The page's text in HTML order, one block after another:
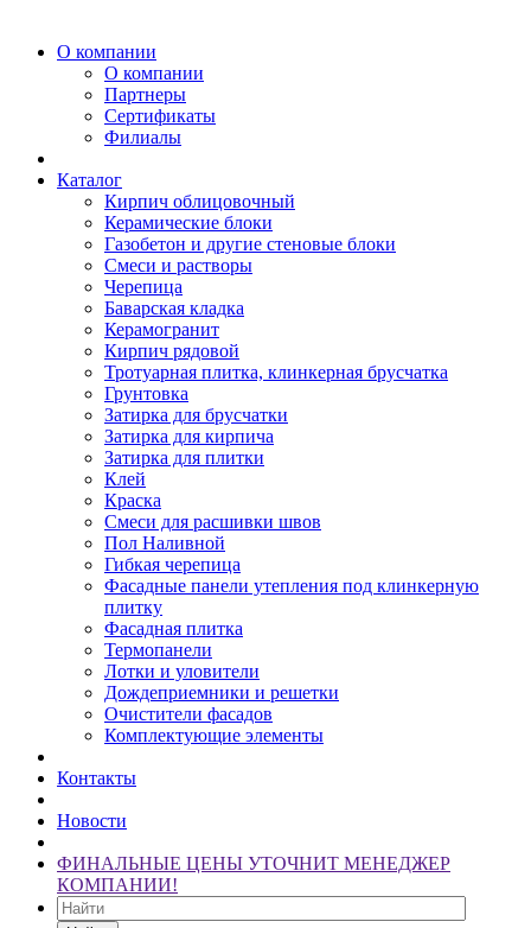
О компании
О компании
Партнеры
Сертификаты
Филиалы
Каталог
Кирпич облицовочный
Керамические блоки
Газобетон и другие стеновые блоки
Смеси и растворы
Черепица
Баварская кладка
Керамогранит
Кирпич рядовой
Тротуарная плитка, клинкерная брусчатка
Грунтовка
Затирка для брусчатки
Затирка для кирпича
Затирка для плитки
Клей
Краска
Смеси для расшивки швов
Пол Наливной
Гибкая черепица
Фасадные панели утепления под клинкерную
плитку
Фасадная плитка
Термопанели
Лотки и уловители
Дождеприемники и решетки
Очистители фасадов
Комплектующие элементы
Контакты
Новости
ФИНАЛЬНЫЕ ЦЕНЫ УТОЧНИТ МЕНЕДЖЕР
КОМПАНИИ!